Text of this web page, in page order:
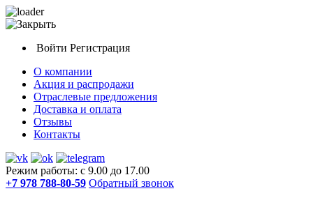
Войти Регистрация
О компании
Акция и распродажи
Отраслевые предложения
Доставка и оплата
Отзывы
Контакты
Режим работы: с 9.00 до 17.00
+7 978 788-80-59 Обратный звонок